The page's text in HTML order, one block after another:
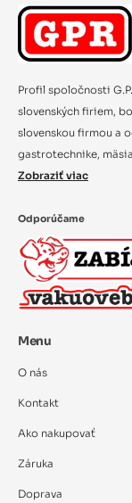
Profil spoločnosti
slovenských firiem,
slovenskou firmou a
gastrotechnike,
Zobraziť viac
Odporúčame
Menu
O nás
Kontakt
Ako nakupovať
Záruka
Doprava